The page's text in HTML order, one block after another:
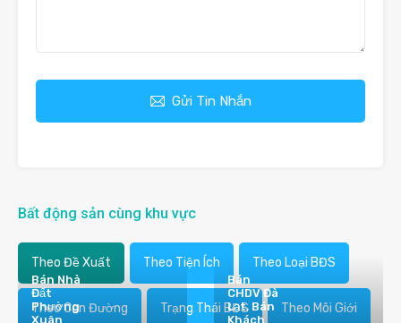
Gửi Tin Nhắn
Bất động sản cùng khu vực
Theo Đề Xuất Theo Tiện Ích Theo Loại BĐS
Theo Con Đường Trạng Thái BĐS Theo Môi Giới
Bán Nhà
Đất
Phường
Xuân
Bán
CHDV Đà
Lạt, Bán
Khách